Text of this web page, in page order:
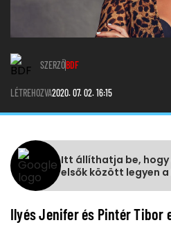
SZERZŐBDF
LÉTREHOZVA2020. 07. 02. 16:15
Itt állíthatja be, hogy
elsők között legyen a
Ilyés Jenifer és Pintér Tibor